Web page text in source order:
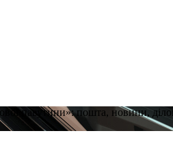
павутини»: пошта, новини,